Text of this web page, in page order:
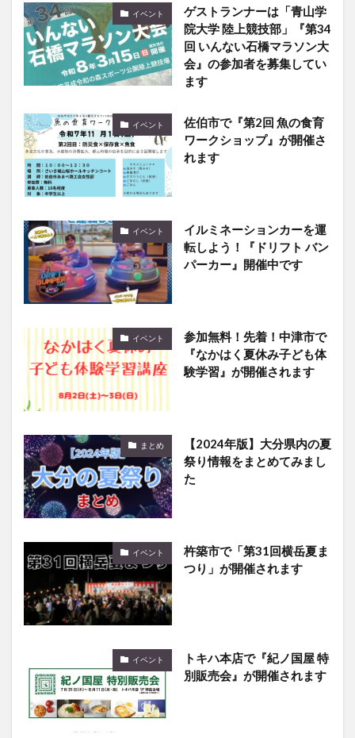
イベント
ゲストランナーは「青山学
院大学 陸上競技部」『第34
回 いんない石橋マラソン大
会』の参加者を募集してい
ます
イベント
佐伯市で『第2回 魚の食育
ワークショップ』が開催さ
れます
イベント
イルミネーションカーを運
転しよう！『ドリフト バン
パーカー』開催中です
イベント
参加無料！先着！中津市で
『なかはく夏休み子ども体
験学習』が開催されます
まとめ
【2024年版】大分県内の夏
祭り情報をまとめてみまし
た
イベント
杵築市で「第31回横岳夏ま
つり」が開催されます
イベント
トキハ本店で『紀ノ国屋 特
別販売会』が開催されます